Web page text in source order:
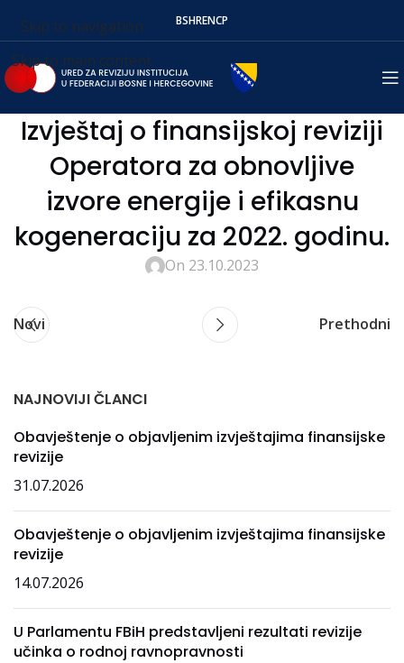
Skip to navigation
Skip to main content
BSHRENСР
Izvještaj o finansijskoj reviziji
Operatora za obnovljive
izvore energije i efikasnu
kogeneraciju za 2022. godinu.
On 23.10.2023
Novi Prethodni
NAJNOVIJI ČLANCI
Obavještenje o objavljenim izvještajima finansijske
revizije
31.07.2026
Obavještenje o objavljenim izvještajima finansijske
revizije
14.07.2026
U Parlamentu FBiH predstavljeni rezultati revizije
učinka o rodnoj ravnopravnosti